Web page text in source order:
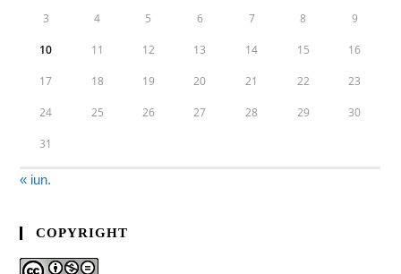
3 4 5 6 7 8 9
10 11 12 13 14 15 16
17 18 19 20 21 22 23
24 25 26 27 28 29 30
31
« iun.
COPYRIGHT